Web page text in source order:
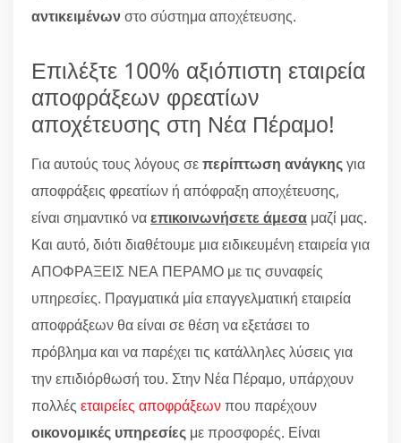
αντικειμένωνστο σύστημα αποχέτευσης.
Επιλέξτε 100% αξιόπιστη εταιρεία
αποφράξεων φρεατίων
αποχέτευσης στη Νέα Πέραμο!
Για αυτούς τους λόγους σεπερίπτωση ανάγκηςγια
αποφράξεις φρεατίων ή απόφραξη αποχέτευσης,
είναι σημαντικό ναεπικοινωνήσετε άμεσα μαζί μας.
Και αυτό, διότι διαθέτουμε μια ειδικευμένη εταιρεία για
ΑΠΟΦΡΑΞΕΙΣ ΝΕΑ ΠΕΡΑΜΟ με τις συναφείς
υπηρεσίες. Πραγματικά μία επαγγελματική εταιρεία
αποφράξεων θα είναι σε θέση να εξετάσει το
πρόβλημα και να παρέχει τις κατάλληλες λύσεις για
την επιδιόρθωσή του. Στην Νέα Πέραμο, υπάρχουν
πολλές εταιρείες αποφράξεωνπου παρέχουν
οικονομικές υπηρεσίες με προσφορές. Είναι